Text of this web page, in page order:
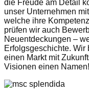
die Freude am Detail
unser Unternehmen
welche ihre
prüfen wir auch
Neuentdeckungen –
Erfolgsgeschichte.
einen Markt mit
Visionen einen Namen!